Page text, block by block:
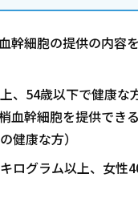
幹細胞の提供の内容
、54歳以下で健康な
梢血幹細胞を提供でき
健康な方）
ログラム以上、女性